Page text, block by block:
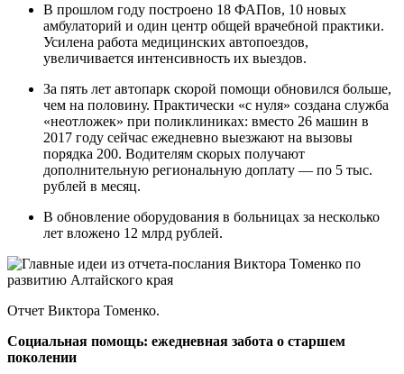
В прошлом году построено 18 ФАПов, 10 новых
амбулаторий и один центр общей врачебной практики.
Усилена работа медицинских автопоездов,
увеличивается интенсивность их выездов.
За пять лет автопарк скорой помощи обновился больше,
чем на половину. Практически «с нуля» создана служба
«неотложек» при поликлиниках: вместо 26 машин в
2017 году сейчас ежедневно выезжают на вызовы
порядка 200. Водителям скорых получают
дополнительную региональную доплату — по 5 тыс.
рублей в месяц.
В обновление оборудования в больницах за несколько
лет вложено 12 млрд рублей.
Отчет Виктора Томенко.
Социальная помощь: ежедневная забота о старшем
поколении